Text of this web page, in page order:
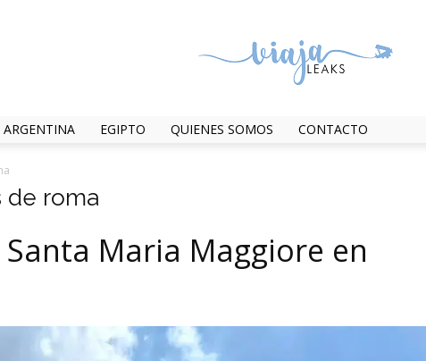
ARGENTINA EGIPTO QUIENES SOMOS CONTACTO
de roma
Maria Maggiore en